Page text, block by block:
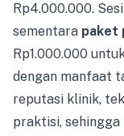
Rp4.000.000.
sementara paket
Rp1.000.000
dengan manfaat
reputasi klinik,
praktisi,